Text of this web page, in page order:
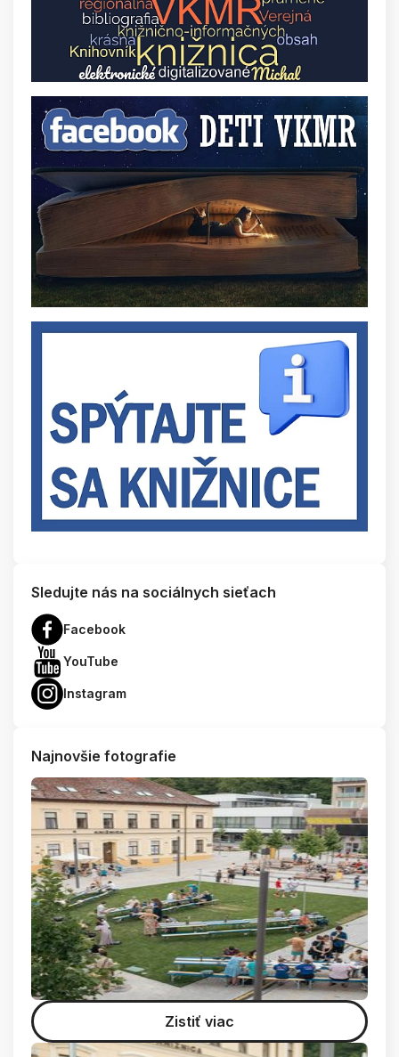
Sledujte nás na sociálnych sieťach
Facebook
YouTube
Instagram
Najnovšie fotografie
Zistiť viac